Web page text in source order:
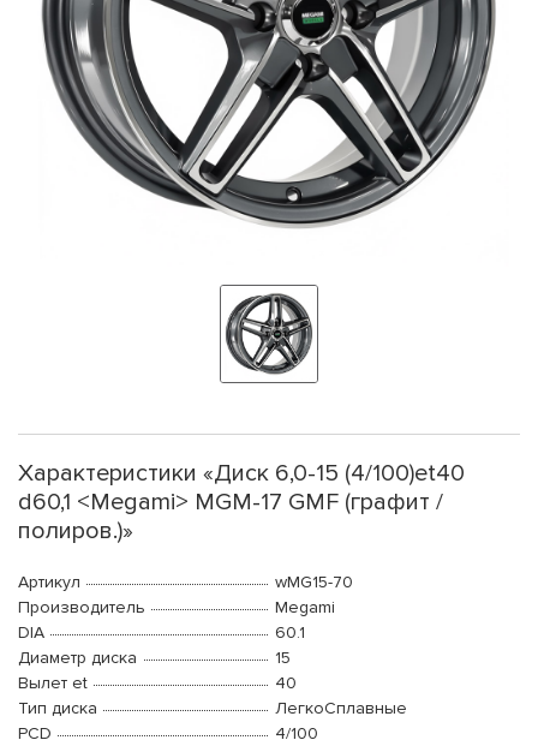
Характеристики «Диск 6,0-15 (4/100)et40
d60,1 <Megami> MGM-17 GMF (графит /
полиров.)»
Артикул
wMG15-70
Производитель
Megami
DIA
60.1
Диаметр диска
15
Вылет et
40
Тип диска
ЛегкоСплавные
PCD
4/100